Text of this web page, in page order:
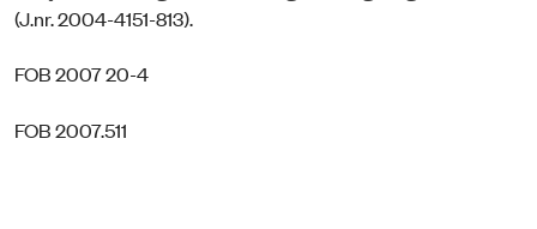
(J.nr. 2004-4151-813).
FOB 2007 20-4
FOB 2007.511